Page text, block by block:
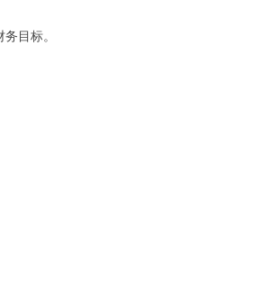
目标。